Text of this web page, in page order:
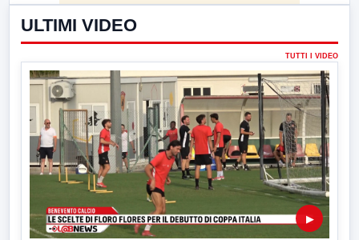
ULTIMI VIDEO
TUTTI I VIDEO
▶